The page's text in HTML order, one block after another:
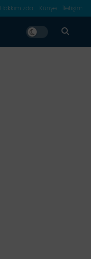
Hakkımızda Künye İletişim